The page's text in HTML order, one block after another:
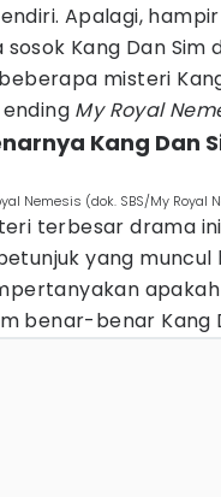
Apalagi,
Kang Dan
misteri
My Royal
Kang Dan
Nemesis (dok. SBS/My Royal
terbesar drama
yang
benar-benar Kang